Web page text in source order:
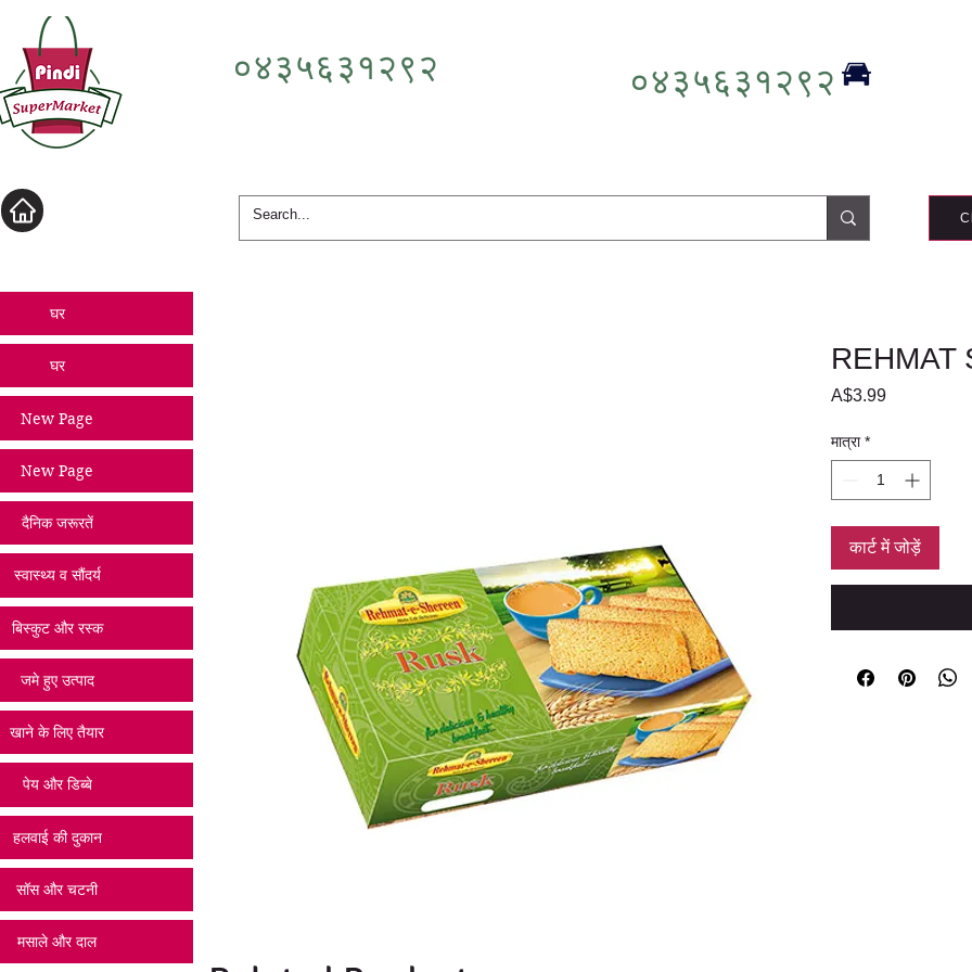
०४३५६३१२९२ ०४३५६३१२९२
घर
घर
New Page
New Page
दैनिक जरूरतें
स्वास्थ्य व सौंदर्य
बिस्कुट और रस्क
जमे हुए उत्पाद
खाने के लिए तैयार
पेय और डिब्बे
हलवाई की दुकान
सॉस और चटनी
मसाले और दाल
REHMAT
A$3.99मूल्य
मात्रा *
कार्ट में जोड़ें